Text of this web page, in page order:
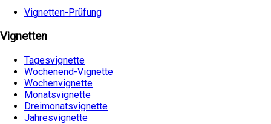
Vignetten-Prüfung
Vignetten
Tagesvignette
Wochenend-Vignette
Wochenvignette
Monatsvignette
Dreimonatsvignette
Jahresvignette